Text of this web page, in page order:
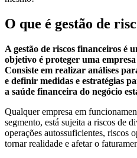
O que é gestão de
A gestão de riscos financeiros é
objetivo é proteger uma
Consiste em realizar análises
e definir medidas e estratégias
a saúde financeira do negócio
Qualquer empresa em
segmento, está sujeita a riscos de
operações autossuficientes, riscos
tornar realidade e afetar o